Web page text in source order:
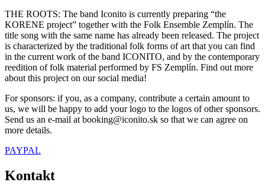
THE ROOTS: The band Iconito is currently preparing “the
KORENE project” together with the Folk Ensemble Zemplín. The
title song with the same name has already been released. The project
is characterized by the traditional folk forms of art that you can find
in the current work of the band ICONITO, and by the contemporary
reedition of folk material performed by FS Zemplín. Find out more
about this project on our social media!
For sponsors: if you, as a company, contribute a certain amount to
us, we will be happy to add your logo to the logos of other sponsors.
Send us an e-mail at booking@iconito.sk so that we can agree on
more details.
PAYPAL
Kontakt